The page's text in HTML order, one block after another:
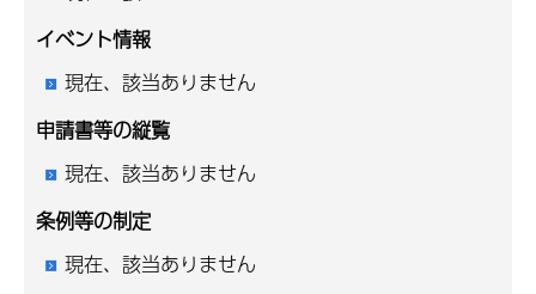
イベント情報
現在、該当ありません
申請書等の縦覧
現在、該当ありません
条例等の制定
現在、該当ありません